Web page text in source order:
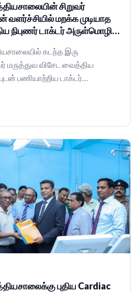
சிறுவர்
வளர்ச்சியில் மறக்க முடியாத
நிபுணர் டாக்டர் அருள்மொழி
கடந்த இரு
மருத்துவ விசேட வைத்திய
பணியாற்றிய டாக்டர்
புதிய Cardiac